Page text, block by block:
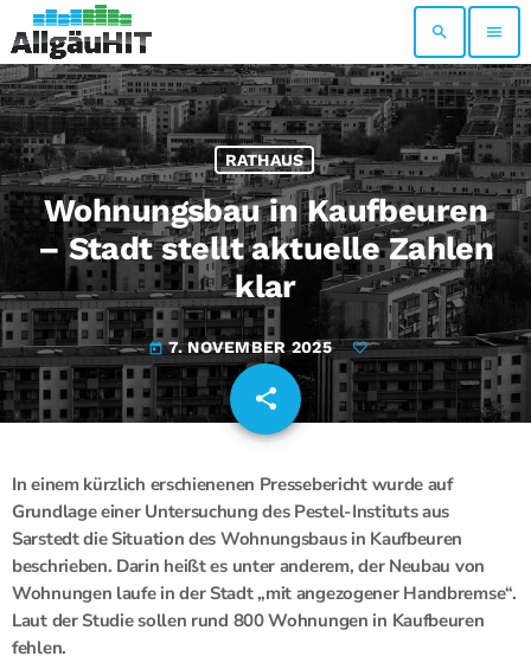
search menu
RATHAUS
Wohnungsbau in Kaufbeuren
– Stadt stellt aktuelle Zahlen
klar
today 7. NOVEMBER 2025
share
email
In einem kürzlich erschienenen Pressebericht wurde auf
Grundlage einer Untersuchung des Pestel-Instituts aus
Sarstedt die Situation des Wohnungsbaus in Kaufbeuren
beschrieben. Darin heißt es unter anderem, der Neubau von
Wohnungen laufe in der Stadt „mit angezogener Handbremse“.
Laut der Studie sollen rund 800 Wohnungen in Kaufbeuren
fehlen.